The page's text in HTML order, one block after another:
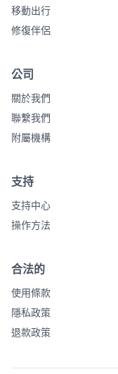
移動出行
修復伴侶
公司
關於我們
聯繫我們
附屬機構
支持
支持中心
操作方法
合法的
使用條款
隱私政策
退款政策